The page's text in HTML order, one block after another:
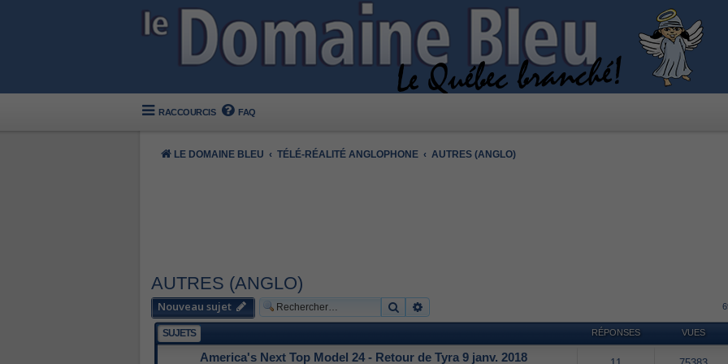
RACCOURCIS FAQ
LE DOMAINE BLEU TÉLÉ-RÉALITÉ ANGLOPHONE AUTRES (ANGLO)
AUTRES (ANGLO)
Nouveau sujet Rechercher
SUJETS RÉPONSES VUES
America's Next Top Model 24 - Retour de Tyra 9 janv. 2018